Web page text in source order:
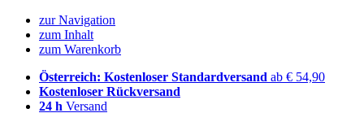
zur Navigation
zum Inhalt
zum Warenkorb
Österreich: Kostenloser Standardversand ab € 54,90
Kostenloser Rückversand
24 h Versand